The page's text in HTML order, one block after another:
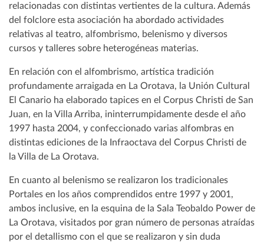
relacionadas con distintas vertientes de la cultura. Además
del folclore esta asociación ha abordado actividades
relativas al teatro, alfombrismo, belenismo y diversos
cursos y talleres sobre heterogéneas materias.
En relación con el alfombrismo, artística tradición
profundamente arraigada en La Orotava, la Unión Cultural
El Canario ha elaborado tapices en el Corpus Christi de San
Juan, en la Villa Arriba, ininterrumpidamente desde el año
1997 hasta 2004, y confeccionado varias alfombras en
distintas ediciones de la Infraoctava del Corpus Christi de
la Villa de La Orotava.
En cuanto al belenismo se realizaron los tradicionales
Portales en los años comprendidos entre 1997 y 2001,
ambos inclusive, en la esquina de la Sala Teobaldo Power de
La Orotava, visitados por gran número de personas atraídas
por el detallismo con el que se realizaron y sin duda